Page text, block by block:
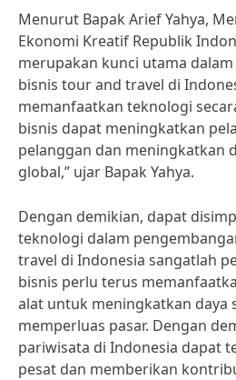
Menurut Bapak Arief Yahya,
Ekonomi Kreatif Republik
merupakan kunci utama
bisnis tour and travel di
memanfaatkan teknologi
bisnis dapat meningkatkan
pelanggan dan meningkatkan
global,” ujar Bapak Yahya.
Dengan demikian, dapat
teknologi dalam
travel di Indonesia sangatlah
bisnis perlu terus
alat untuk meningkatkan daya
memperluas pasar. Dengan
pariwisata di Indonesia dapat
pesat dan memberikan